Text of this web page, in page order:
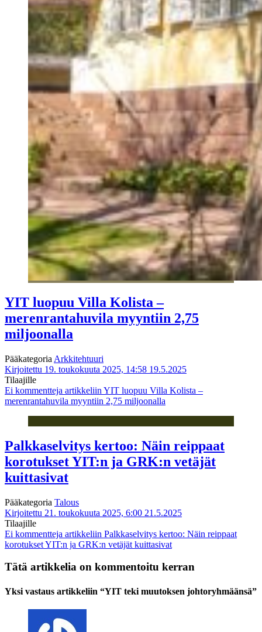
YIT luopuu Villa Kolista –
merenrantahuvila myyntiin 2,75
miljoonalla
Pääkategoria Arkkitehtuuri
Kirjoitettu 19. toukokuuta 2025, 14:58 19.5.2025
Tilaajille
Ei kommentteja artikkeliin YIT luopuu Villa Kolista –
merenrantahuvila myyntiin 2,75 miljoonalla
Palkkaselvitys kertoo: Näin reippaat
korotukset YIT:n ja GRK:n vetäjät
kuittasivat
Pääkategoria Talous
Kirjoitettu 21. toukokuuta 2025, 6:00 21.5.2025
Tilaajille
Ei kommentteja artikkeliin Palkkaselvitys kertoo: Näin reippaat
korotukset YIT:n ja GRK:n vetäjät kuittasivat
Tätä artikkelia on kommentoitu kerran
Yksi vastaus artikkeliin “YIT teki muutoksen johtoryhmäänsä”